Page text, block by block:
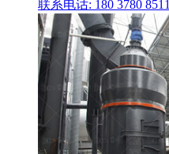
联系电话: 180 3780 8511